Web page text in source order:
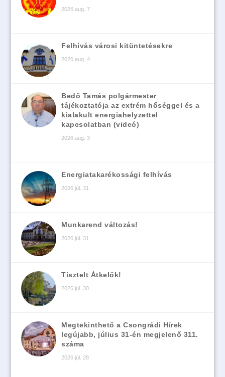
2026 aug. 7
Felhívás városi kitüntetésekre
2026 aug. 4
Bedő Tamás polgármester
tájékoztatója az extrém hőséggel és a
kialakult energiahelyzettel
kapcsolatban (videó)
2026 aug. 3
Energiatakarékossági felhívás
2026 júl. 31
Munkarend változás!
2026 júl. 31
Tisztelt Átkelők!
2026 júl. 30
Megtekinthető a Csongrádi Hírek
legújabb, július 31-én megjelenő 311.
száma
2026 júl. 28